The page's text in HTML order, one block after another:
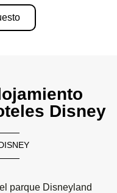
Disney
parque Disneyland